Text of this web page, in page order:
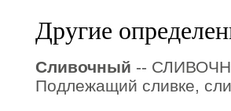
Другие
Сливочный --
Подлежащий сливке,